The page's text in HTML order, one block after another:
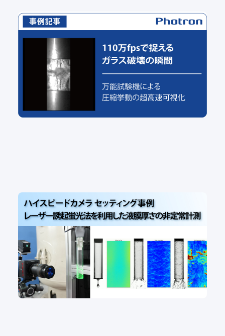
110万fpsで捉えるガラス破壊の瞬間 ― 万能試験機
による圧縮挙動の超高速可視化
セッティング事例
ハイスピードカメラ セッティング事例：レーザー誘起
蛍光法を利用した液膜厚さの非定常計測
セッティング事例